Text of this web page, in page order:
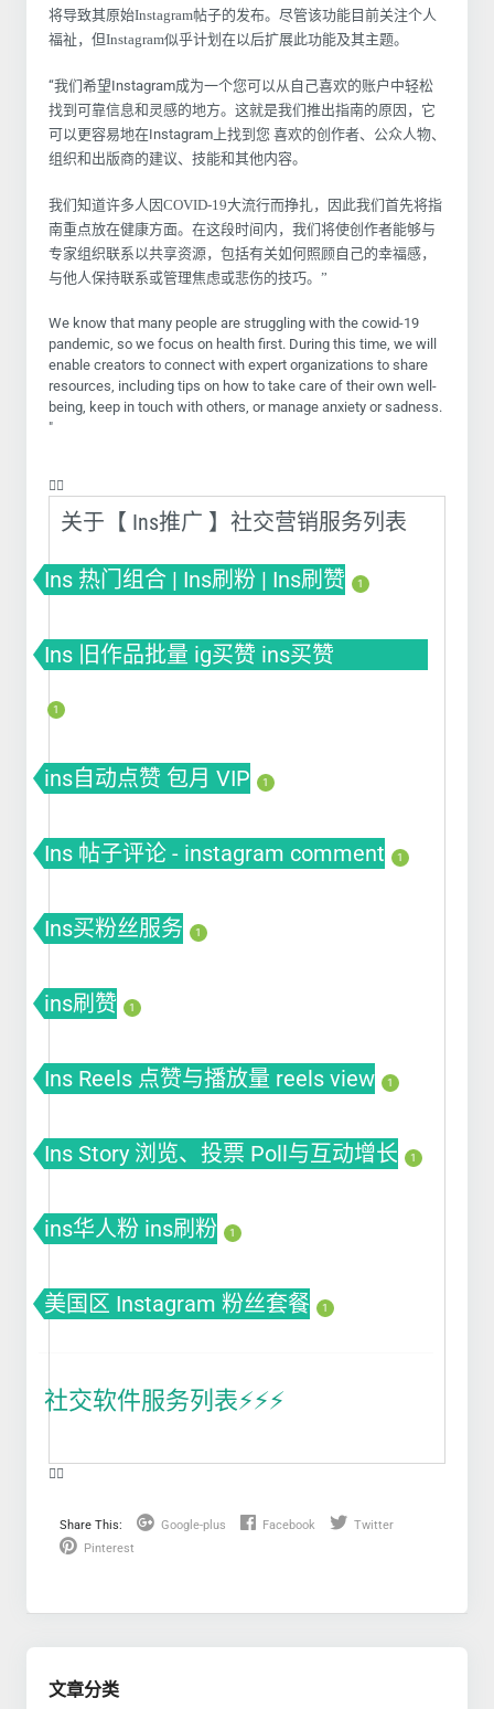
将导致其原始Instagram帖子的发布。尽管该功能目前关注个人
福祉，但Instagram似乎计划在以后扩展此功能及其主题。
“我们希望Instagram成为一个您可以从自己喜欢的账户中轻松
找到可靠信息和灵感的地方。这就是我们推出指南的原因，它
可以更容易地在Instagram上找到您 喜欢的创作者、公众人物、
组织和出版商的建议、技能和其他内容。
我们知道许多人因COVID-19大流行而挣扎，因此我们首先将指
南重点放在健康方面。在这段时间内，我们将使创作者能够与
专家组织联系以共享资源，包括有关如何照顾自己的幸福感，
与他人保持联系或管理焦虑或悲伤的技巧。”
We know that many people are struggling with the cowid-19
pandemic, so we focus on health first. During this time, we will
enable creators to connect with expert organizations to share
resources, including tips on how to take care of their own well-
being, keep in touch with others, or manage anxiety or sadness.
"
❤️‍🔥
关于【 Ins推广 】社交营销服务列表
Ins 热门组合 | Ins刷粉 | Ins刷赞 1
Ins 旧作品批量 ig买赞 ins买赞
1
ins自动点赞 包月 VIP 1
Ins 帖子评论 - instagram comment 1
Ins买粉丝服务 1
ins刷赞 1
Ins Reels 点赞与播放量 reels view 1
Ins Story 浏览、投票 Poll与互动增长 1
ins华人粉 ins刷粉 1
美国区 Instagram 粉丝套餐 1
社交软件服务列表⚡️⚡️⚡️
❤️‍🔥
Share This: Google-plus Facebook
Twitter
Pinterest
文章分类